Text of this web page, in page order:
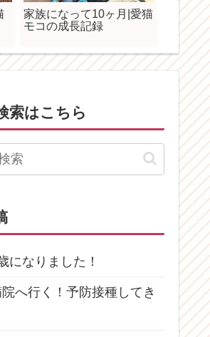
家族になって10ヶ月|愛猫
モコの成長記録
DAISO
で愛猫
てみた
索はこちら
になりました！
へ行く！予防接種してき